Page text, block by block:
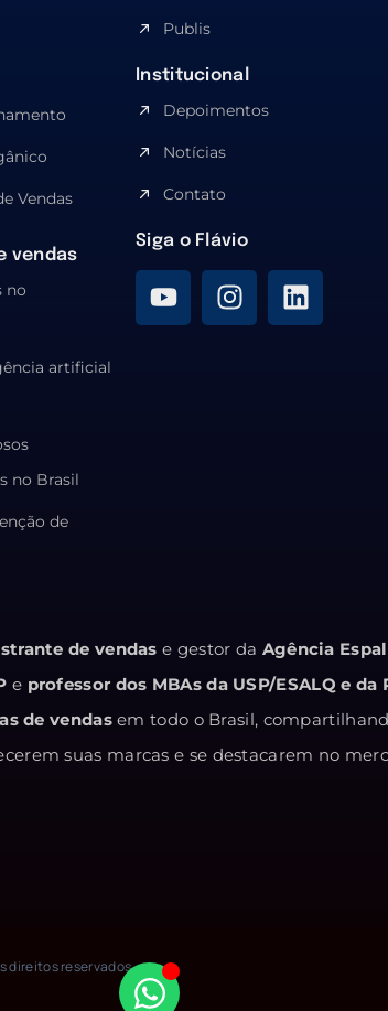
Vendas
vendas
no
artificial
no Brasil
de
Publis
Institucional
Depoimentos
Notícias
Contato
Siga o Flávio
de vendas e gestor da Agência
e professor dos MBAs da USP/ESALQ e da
de vendasem todo o Brasil,
suas marcas e se destacarem no
direitos reservados.